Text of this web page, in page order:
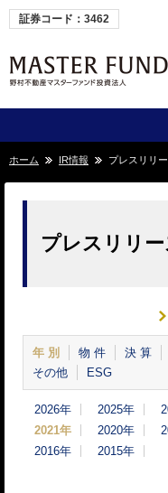
証券コード：3462
ホーム IR情報 プレスリリ
プレスリリー
年 別 物 件 決 算
その他
ESG
2026年 2025年
2021年
2020年
2016年
2015年